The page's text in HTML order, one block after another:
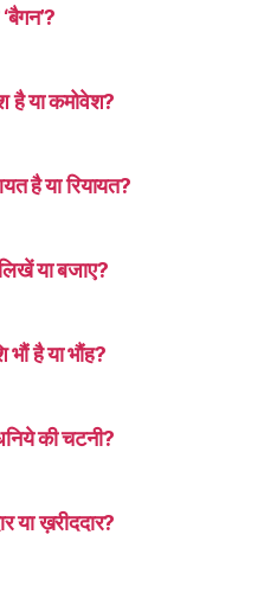
है या कमोवेश?
है या रियायत?
या बजाए?
है या भौंह?
की चटनी?
या ख़रीददार?